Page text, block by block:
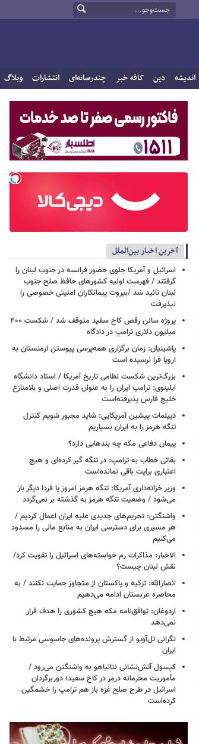
اندیشه دین کافه خبر چندرسانه‌ای انتشارات وبلاگ
آخرین اخبار بین‌الملل
اسرائیل و آمریکا جلوی حضور فرانسه در جنوب لبنان را
گرفتند / فهرست اولیه کشورهای حافظ صلح جنوب
لبنان تائید شد /بیروت پیمانکاران امنیتی خصوصی را
نپذیرفت
پروژه سالن رقص کاخ سفید متوقف شد / شکست ۴۰۰
میلیون دلاری ترامپ در دادگاه
پاشینیان: زمان برگزاری همه‌پرسی پیوستن ارمنستان به
اروپا فرا نرسیده است
بزرگ‌ترین شکست نظامی تاریخ آمریکا / استاد دانشگاه
ایلینوی: ترامپ ایران را به عنوان قدرت اصلی و بلامنازع
خلیج فارس پذیرفته‌است
دیپلمات پیشین آمریکایی: شاید مجبور شویم کنترل
تنگه هرمز را به ایران بسپاریم
پیمان دفاعی مکه چه بندهایی دارد؟
بقائی خطاب به ترامپ: در تنگه گیر کرده‌ای و هیچ
اعتباری برایت باقی نمانده‌است
وزیر خزانه‌داری آمریکا: تنگه هرمز امروز یا فردا دیگر باز
می‌شود / وضعیت تنگه هرمز به گذشته بر نمی‌گردد
واشنگتن: تحریم‌های جدیدی علیه ایران اعمال کردیم /
هر مسیری برای دسترسی ایران به منابع مالی را مسدود
می‌کنیم
الاخبار: مذاکرات رم خواسته‌های اسرائیل را تقویت کرد/
نقش لبنان چیست؟
انصارالله: ترکیه و پاکستان از متجاوز حمایت نکنند / به
محاصره عربستان ادامه می‌دهیم
اردوغان: توافق‌نامه مکه هیچ کشوری را هدف قرار
نمی‌دهد
نگرانی تل‌آویو از گسترش پرونده‌های جاسوسی مرتبط با
ایران
کپسول آتش‌نشانی نتانیاهو به واشنگتن می‌رود /
مأموریت محرمانه درمر در کاخ سفید؛ دوربرگردان
اسرائیل در طرح صلح غزه باز هم ترامپ را خشمگین
کرده‌است